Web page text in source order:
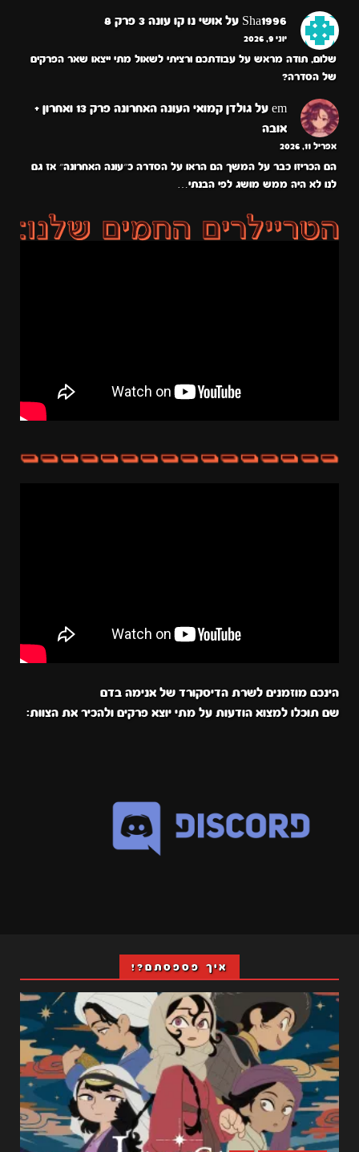
Sha1996 על אושי נו קו עונה 3 פרק 8
יוני 9, 2026
שלום, תודה מראש על עבודתכם ורציתי לשאול מתי ייצאו שאר הפרקים
של הסדרה?
em על
גולדן קמואי העונה האחרונה פרק 13 ואחרון +
אובה
אפריל 11, 2026
הם הכריזו כבר על המשך הם הראו על הסדרה כ״עונה האחרונה״ אז גם
לנו לא היה ממש מושג לפי הבנתי…
הינכם מוזמנים לשרת הדיסקורד של אנימה בדם
שם תוכלו למצוא הודעות על מתי יוצא פרקים ולהכיר את הצוות:
איך פספסתם?!